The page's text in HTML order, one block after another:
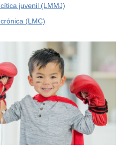
juvenil (LMMJ)
(LMC)